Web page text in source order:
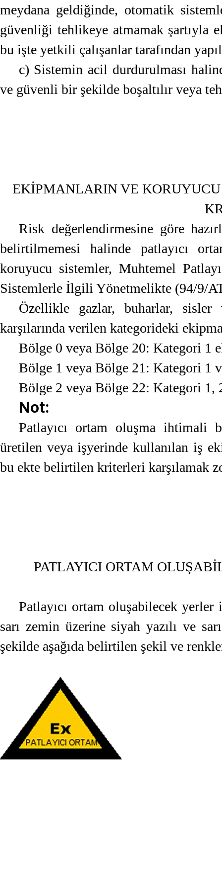
meydana geldiğinde, otomatik
güvenliği tehlikeye atmamak şartıyla
bu işte yetkili çalışanlar tarafından
c) Sistemin acil durdurulması
ve güvenli bir şekilde boşaltılır veya
EKİPMANLARIN VE
Risk değerlendirmesine göre
belirtilmemesi halinde patlayıcı
koruyucu sistemler, Muhtemel
Sistemlerle İlgili Yönetmelikte (94/9/
Özellikle gazlar, buharlar,
karşılarında verilen kategorideki
Bölge 0 veya Bölge 20: Kategori 1
Bölge 1 veya Bölge 21: Kategori 1
Bölge 2 veya Bölge 22: Kategori 1,
Not:
Patlayıcı ortam oluşma ihtimali
üretilen veya işyerinde kullanılan iş
bu ekte belirtilen kriterleri karşılamak
PATLAYICI ORTAM
Patlayıcı ortam oluşabilecek
sarı zemin üzerine siyah yazılı ve
şekilde aşağıda belirtilen şekil ve